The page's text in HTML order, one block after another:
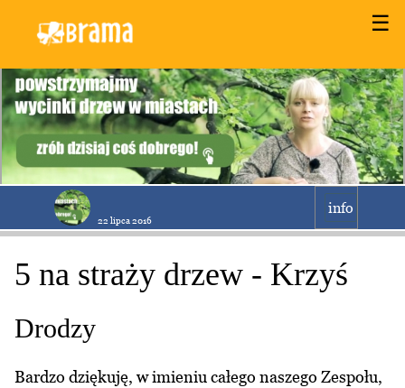
☰
22 lipca 2016
info
5 na straży drzew - Krzyś
Drodzy
Bardzo dziękuję, w imieniu całego naszego Zespołu,